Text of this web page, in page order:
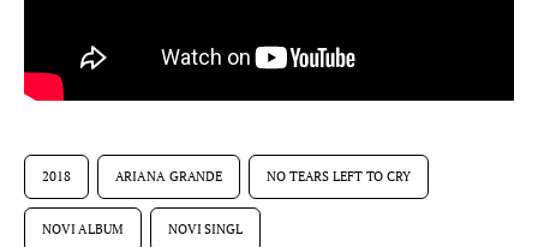
2018 ARIANA GRANDE NO TEARS LEFT TO CRY
NOVI ALBUM NOVI SINGL